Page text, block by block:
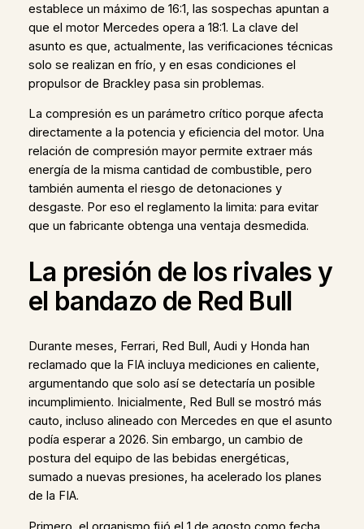
establece un máximo de 16:1, las sospechas apuntan a
que el motor Mercedes opera a 18:1. La clave del
asunto es que, actualmente, las verificaciones técnicas
solo se realizan en frío, y en esas condiciones el
propulsor de Brackley pasa sin problemas.
La compresión es un parámetro crítico porque afecta
directamente a la potencia y eficiencia del motor. Una
relación de compresión mayor permite extraer más
energía de la misma cantidad de combustible, pero
también aumenta el riesgo de detonaciones y
desgaste. Por eso el reglamento la limita: para evitar
que un fabricante obtenga una ventaja desmedida.
La presión de los rivales y
el bandazo de Red Bull
Durante meses, Ferrari, Red Bull, Audi y Honda han
reclamado que la FIA incluya mediciones en caliente,
argumentando que solo así se detectaría un posible
incumplimiento. Inicialmente, Red Bull se mostró más
cauto, incluso alineado con Mercedes en que el asunto
podía esperar a 2026. Sin embargo, un cambio de
postura del equipo de las bebidas energéticas,
sumado a nuevas presiones, ha acelerado los planes
de la FIA.